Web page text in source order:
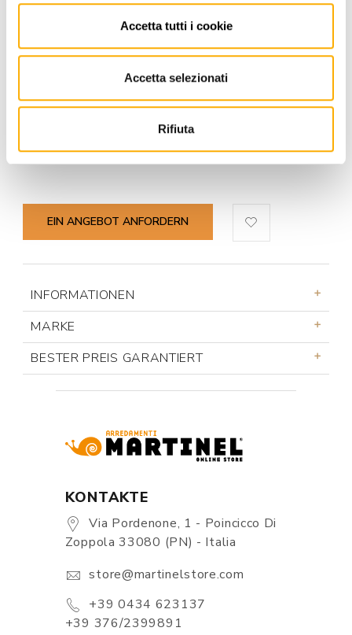
Accetta tutti i cookie
Accetta selezionati
Rifiuta
EIN ANGEBOT ANFORDERN
INFORMATIONEN
MARKE
BESTER PREIS GARANTIERT
KONTAKTE
Via Pordenone, 1 - Poincicco Di
Zoppola 33080 (PN) - Italia
store@martinelstore.com
+39 0434 623137
+39 376/2399891